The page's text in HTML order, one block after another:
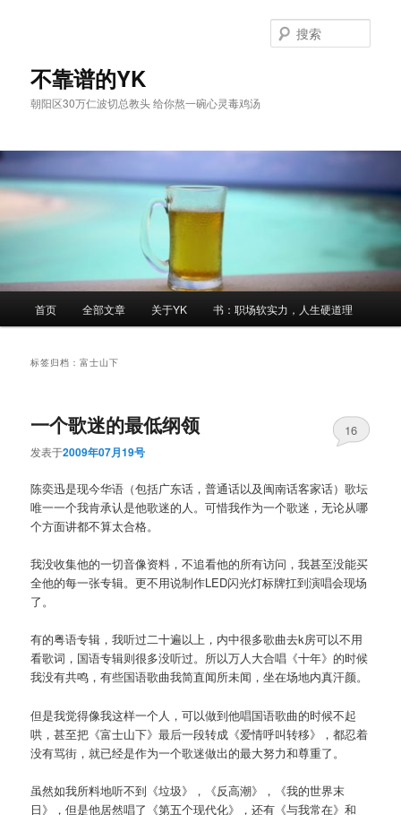
不靠谱的YK
朝阳区30万仁波切总教头 给你熬一碗心灵毒鸡汤
索
首页 全部文章 关于YK 书：职场软实力，人生硬道理
标签归档：富士山下
一个歌迷的最低纲领
发表于2009年07月19号
16
陈奕迅是现今华语（包括广东话，普通话以及闽南话客家话）歌坛
唯一一个我肯承认是他歌迷的人。可惜我作为一个歌迷，无论从哪
个方面讲都不算太合格。
我没收集他的一切音像资料，不追看他的所有访问，我甚至没能买
全他的每一张专辑。更不用说制作LED闪光灯标牌扛到演唱会现场
了。
有的粤语专辑，我听过二十遍以上，内中很多歌曲去k房可以不用
看歌词，国语专辑则很多没听过。所以万人大合唱《十年》的时候
我没有共鸣，有些国语歌曲我简直闻所未闻，坐在场地内真汗颜。
但是我觉得像我这样一个人，可以做到他唱国语歌曲的时候不起
哄，甚至把《富士山下》最后一段转成《爱情呼叫转移》，都忍着
没有骂街，就已经是作为一个歌迷做出的最大努力和尊重了。
虽然如我所料地听不到《垃圾》，《反高潮》，《我的世界末
日》，但是他居然唱了《第五个现代化》，还有《与我常在》和